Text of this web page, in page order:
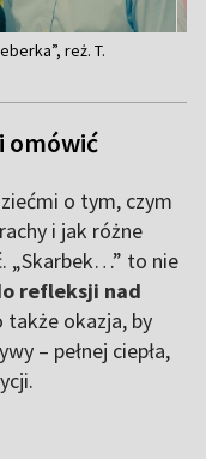
reż. T.
omówić
o tym, czym
i jak różne
„Skarbek…” to nie
refleksji nad
także okazja, by
– pełnej ciepła,